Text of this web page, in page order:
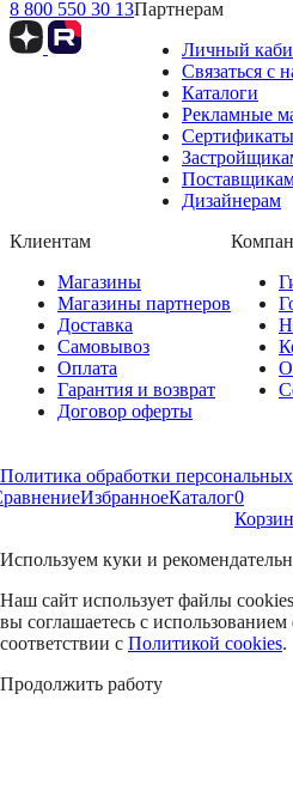
8 800 550 30 13Партнерам
Личный
Связаться с
Каталоги
Рекламные
Сертификаты
Дизайнерам
Клиентам
Магазины
Магазины партнеров
Доставка
Самовывоз
Оплата
Гарантия и возврат
Договор оферты
О
Политика обработки
ИзбранноеКаталог0
Используем куки и
Наш сайт использует файлы
вы соглашаетесь с
соответствии с Политикой cookies.
Продолжить работу